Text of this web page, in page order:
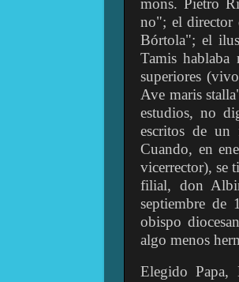
mons. Pietro
no"; el director
Bórtola"; el
Tamis
superiores
Ave maris
estudios, no
escritos de un
Cuando, en
vicerrector), se
filial, don
septiembre de
obispo
algo menos
Elegido Papa,